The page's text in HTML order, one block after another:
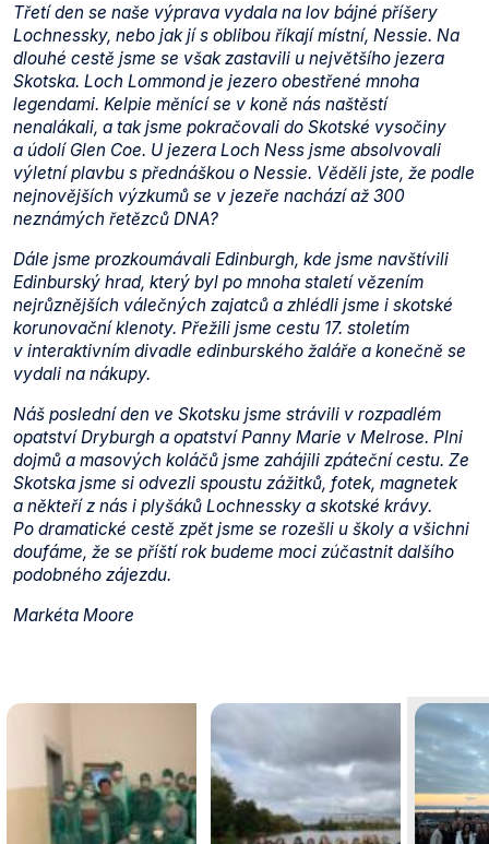
Třetí den se naše výprava vydala na lov bájné příšery
Lochnessky, nebo jak jí s oblibou říkají místní, Nessie. Na
dlouhé cestě jsme se však zastavili u největšího jezera
Skotska. Loch Lommond je jezero obestřené mnoha
legendami. Kelpie měnící se v koně nás naštěstí
nenalákali, a tak jsme pokračovali do Skotské vysočiny
a údolí Glen Coe. U jezera Loch Ness jsme absolvovali
výletní plavbu s přednáškou o Nessie. Věděli jste, že podle
nejnovějších výzkumů se v jezeře nachází až 300
neznámých řetězců DNA?
Dále jsme prozkoumávali Edinburgh, kde jsme navštívili
Edinburský hrad, který byl po mnoha staletí vězením
nejrůznějších válečných zajatců a zhlédli jsme i skotské
korunovační klenoty. Přežili jsme cestu 17. stoletím
v interaktivním divadle edinburského žaláře a konečně se
vydali na nákupy.
Náš poslední den ve Skotsku jsme strávili v rozpadlém
opatství Dryburgh a opatství Panny Marie v Melrose. Plni
dojmů a masových koláčů jsme zahájili zpáteční cestu. Ze
Skotska jsme si odvezli spoustu zážitků, fotek, magnetek
a někteří z nás i plyšáků Lochnessky a skotské krávy.
Po dramatické cestě zpět jsme se rozešli u školy a všichni
doufáme, že se příští rok budeme moci zúčastnit dalšího
podobného zájezdu.
Markéta Moore